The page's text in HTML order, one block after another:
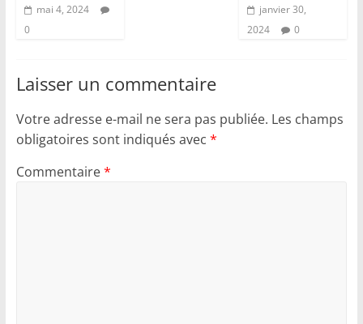
mai 4, 2024
0
janvier 30,
2024
0
Laisser un commentaire
Votre adresse e-mail ne sera pas publiée. Les champs
obligatoires sont indiqués avec *
Commentaire*